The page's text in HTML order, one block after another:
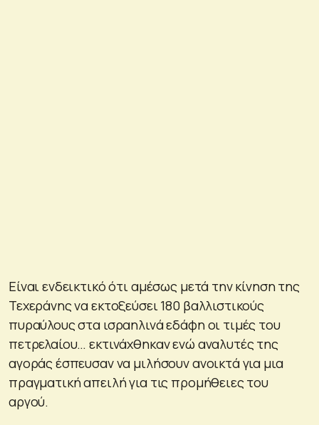
Είναι ενδεικτικό ότι αμέσως μετά την κίνηση της
Τεχεράνης να εκτοξεύσει 180 βαλλιστικούς
πυραύλους στα ισραηλινά εδάφη οι τιμές του
πετρελαίου… εκτινάχθηκαν ενώ αναλυτές της
αγοράς έσπευσαν να μιλήσουν ανοικτά για μια
πραγματική απειλή για τις προμήθειες του
αργού.